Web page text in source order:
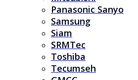
Panasonic Sanyo
Samsung
Siam
SRMTec
Toshiba
Tecumseh